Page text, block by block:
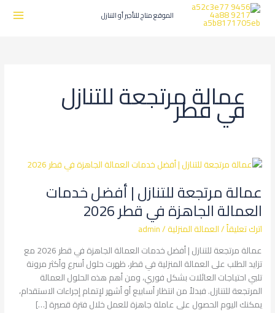
الموقع متاج للتأجير أو التنازل
عمالة مرتجعة للتنازل
في قطر
عمالة مرتجعة للتنازل | أفضل خدمات
العمالة الجاهزة في قطر 2026
اترك تعليقاً/العمالة المنزلية/
admin
عمالة مرتجعة للتنازل | أفضل خدمات العمالة الجاهزة في قطر 2026 مع
تزايد الطلب على العمالة المنزلية في قطر، ظهرت حلول أسرع وأكثر مرونة
تلبي احتياجات العائلات بشكل فوري، ومن أهم هذه الحلول العمالة
المرتجعة للتنازل. فبدلاً من انتظار أسابيع أو أشهر لإتمام إجراءات الاستقدام،
يمكنك اليوم الحصول على عاملة جاهزة للعمل خلال فترة قصيرة […]
عمالة
للتنازل
أفضل
خدمات
العمالة
الجاهزة
في
قطر
2026